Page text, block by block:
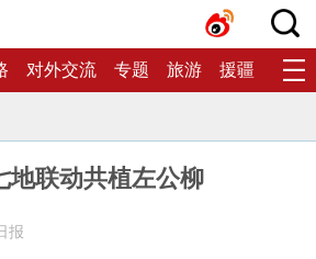
对外交流 专题 旅游 援疆 生态
地联动共植左公柳
报